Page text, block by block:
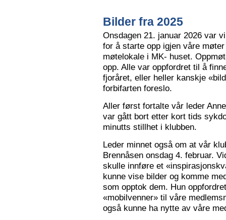
Bilder fra 2025
Onsdagen 21. januar 2026 var
for å starte opp igjen våre
møtelokale i MK- huset.
opp. Alle var oppfordret til å
fjoråret, eller heller kanskje
forbifarten foreslo.
Aller først fortalte vår leder
var gått bort etter kort tids
minutts stillhet i klubben.
Leder minnet også om at vår
Brennåsen onsdag 4. februar.
skulle innføre et
kunne vise bilder og komme
som opptok dem. Hun
«mobilvenner» til våre
også kunne ha nytte av våre